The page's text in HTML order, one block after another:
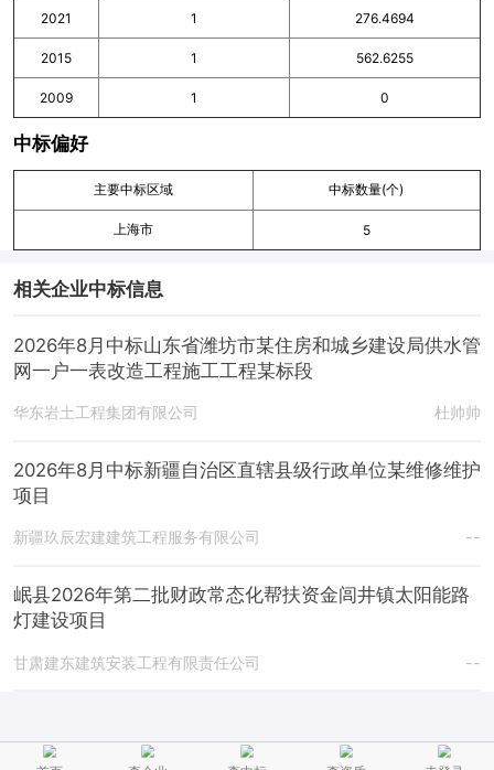
2021 1 276.4694
2015 1 562.6255
2009 1 0
中标偏好
主要中标区域 中标数量(个)
上海市 5
相关企业中标信息
2026年8月中标山东省潍坊市某住房和城乡建设局供水管
网一户一表改造工程施工工程某标段
华东岩土工程集团有限公司 杜帅帅
2026年8月中标新疆自治区直辖县级行政单位某维修维护
项目
新疆玖辰宏建建筑工程服务有限公司 --
岷县2026年第二批财政常态化帮扶资金闾井镇太阳能路
灯建设项目
甘肃建东建筑安装工程有限责任公司 --